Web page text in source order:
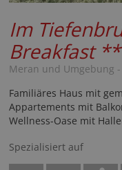
Im
Breakfast
Meran und Umgebung -
Familiäres Haus mit
Appartements mit
Wellness-Oase mit
Spezialisiert auf